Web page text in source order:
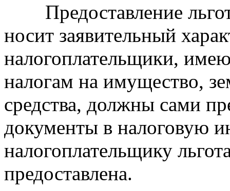
Предоставление
носит заявительный
налогоплательщики,
налогам на имущество,
средства, должны сами
документы в налоговую
налогоплательщику
предоставлена.